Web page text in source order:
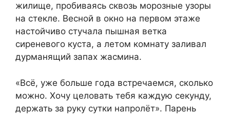
жилище, пробиваясь сквозь морозные узоры
на стекле. Весной в окно на первом этаже
настойчиво стучала пышная ветка
сиреневого куста, а летом комнату заливал
дурманящий запах жасмина.
«Всё, уже больше года встречаемся, сколько
можно. Хочу целовать тебя каждую секунду,
держать за руку сутки напролёт». Парень